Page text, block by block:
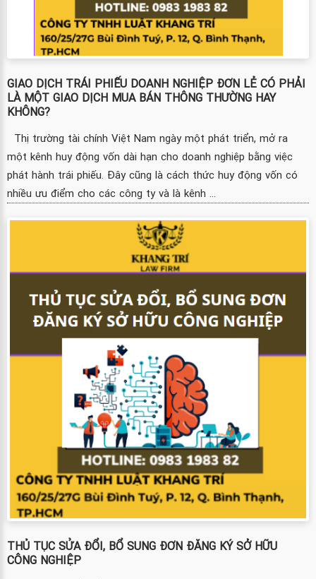
GIAO DỊCH TRÁI PHIẾU DOANH NGHIỆP ĐƠN LẺ CÓ PHẢI
LÀ MỘT GIAO DỊCH MUA BÁN THÔNG THƯỜNG HAY
KHÔNG?
Thị trường tài chính Việt Nam ngày một phát triển, mở ra
một kênh huy động vốn dài hạn cho doanh nghiệp bằng việc
phát hành trái phiếu. Đây cũng là cách thức huy động vốn có
nhiều ưu điểm cho các công ty và là kênh ...
THỦ TỤC SỬA ĐỔI, BỔ SUNG ĐƠN ĐĂNG KÝ SỞ HỮU
CÔNG NGHIỆP